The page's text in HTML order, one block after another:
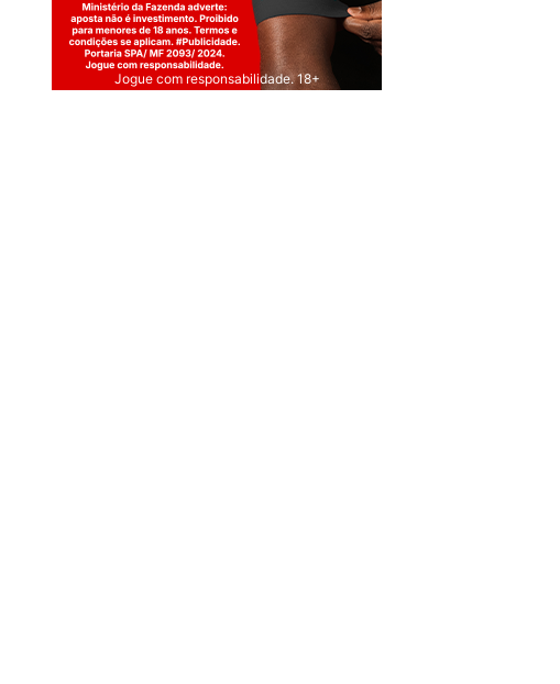
Jogue com responsabilidade. 18+